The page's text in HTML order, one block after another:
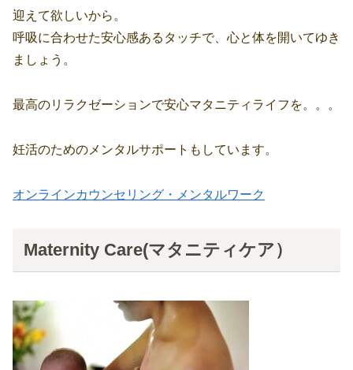
迎えて欲しいから。
呼吸に合わせた安心感あるタッチで、心と体を開いてゆき
ましょう。
最高のリラクゼーションで安心マタニティライフを。。。
妊活のためのメンタルサポートもしています。
オンラインカウンセリング・メンタルワーク
Maternity Care(マタニティケア）